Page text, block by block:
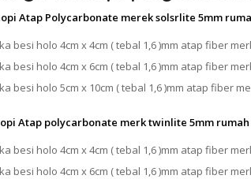
Atap Polycarbonate merek solsrlite 5mm
besi holo 4cm x 4cm ( tebal 1,6 )mm atap fiber
besi holo 4cm x 6cm ( tebal 1,6 )mm atap fiber
besi holo 5cm x 10cm ( tebal 1,6 )mm atap fiber
Atap polycarbonate merk twinlite 5mm
besi holo 4cm x 4cm ( tebal 1,6 )mm atap fiber
besi holo 4cm x 6cm ( tebal 1,6 )mm atap fiber